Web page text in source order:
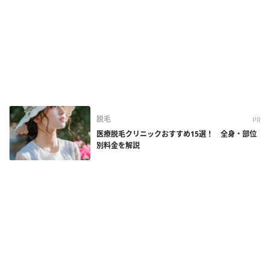
脱毛 PR
医療脱毛クリニックおすすめ15選！ 全身・部位
別料金を解説